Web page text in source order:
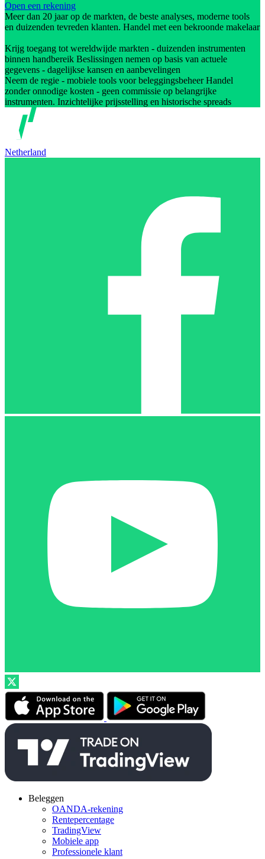
Open een rekening
Meer dan 20 jaar op de markten, de beste analyses, moderne tools
en duizenden tevreden klanten. Handel met een bekroonde makelaar
Krijg toegang tot wereldwijde markten - duizenden instrumenten
binnen handbereik Beslissingen nemen op basis van actuele
gegevens - dagelijkse kansen en aanbevelingen
Neem de regie - mobiele tools voor beleggingsbeheer Handel
zonder onnodige kosten - geen commissie op belangrijke
instrumenten. Inzichtelijke prijsstelling en historische spreads
Netherland
Beleggen
OANDA-rekening
Rentepercentage
TradingView
Mobiele app
Professionele klant